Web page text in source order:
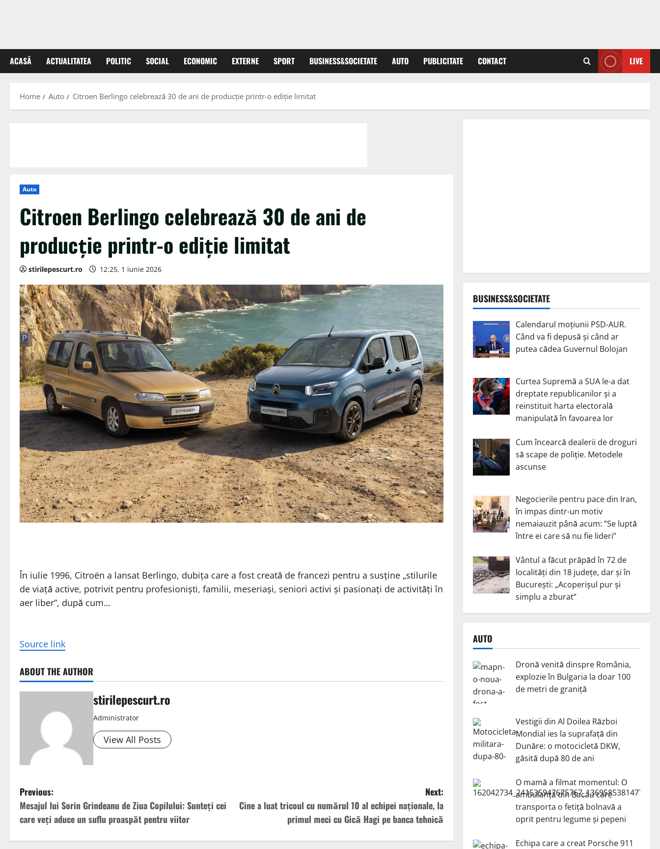
ACASĂ ACTUALITATEA POLITIC SOCIAL ECONOMIC EXTERNE SPORT BUSINESS&SOCIETATE AUTO PUBLICITATE CONTACT LIVE
Home Auto Citroen Berlingo celebrează 30 de ani de producție printr-o ediție limitat
Auto
Citroen Berlingo celebrează 30 de ani de
producție printr-o ediție limitat
stirilepescurt.ro 12:25, 1 iunie 2026
În iulie 1996, Citroën a lansat Berlingo, dubița care a fost creată de francezi pentru a susține „stilurile
de viață active, potrivit pentru profesioniști, familii, meseriași, seniori activi și pasionați de activități în
aer liber”, după cum…
Source link
ABOUT THE AUTHOR
stirilepescurt.ro
Administrator
View All Posts
P
o
s
Previous:
Mesajul lui Sorin Grindeanu de Ziua Copilului: Sunteţi cei
care veţi aduce un suflu proaspăt pentru viitor
Next:
Cine a luat tricoul cu numărul 10 al echipei naționale, la
primul meci cu Gică Hagi pe banca tehnică
BUSINESS&SOCIETATE
Calendarul moțiunii PSD-AUR.
Când va fi depusă și când ar
putea cădea Guvernul Bolojan
Curtea Supremă a SUA le-a dat
dreptate republicanilor și a
reinstituit harta electorală
manipulată în favoarea lor
Cum încearcă dealerii de droguri
să scape de poliție. Metodele
ascunse
Negocierile pentru pace din Iran,
în impas dintr-un motiv
nemaiauzit până acum: ”Se luptă
între ei care să nu fie lideri”
Vântul a făcut prăpăd în 72 de
localități din 18 județe, dar și în
București: „Acoperișul pur și
simplu a zburat”
AUTO
Dronă venită dinspre România,
explozie în Bulgaria la doar 100
de metri de graniță
Vestigii din Al Doilea Război
Mondial ies la suprafață din
Dunăre: o motocicletă DKW,
găsită după 80 de ani
O mamă a filmat momentul: O
ambulanță din Bacău care
transporta o fetiță bolnavă a
oprit pentru legume și pepeni
Echipa care a creat Porsche 911